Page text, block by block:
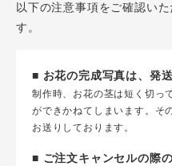
以下の注意事項をご確認い
す。
■ お花の完成写真は、発
制作時、お花の茎は短く切っ
ができかねてしまいます。そ
お送りしております。
■ ご注文キャンセルの際